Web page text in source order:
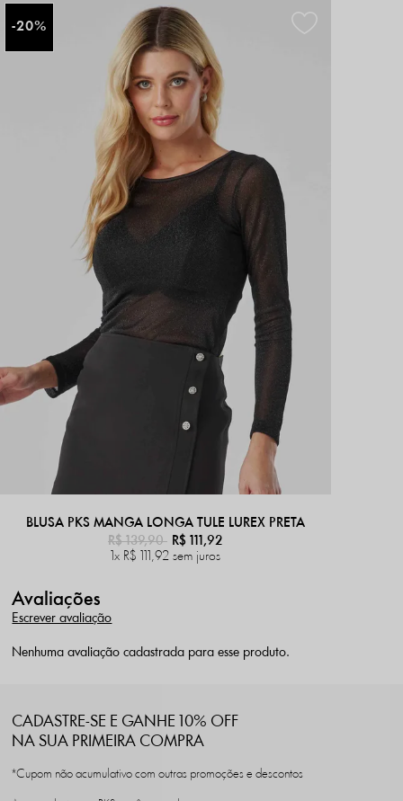
20%
BLUSA PKS MANGA LONGA TULE LUREX PRETA
R$ 139,90 R$ 111,92
1x R$ 111,92 sem juros
Avaliações
Escrever avaliação
Nenhuma avaliação cadastrada para esse produto.
CADASTRE-SE E GANHE 10% OFF
NA SUA PRIMEIRA COMPRA
*Cupom não acumulativo com outras promoções e descontos